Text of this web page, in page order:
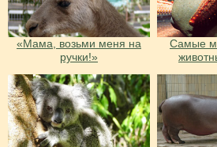
«Мама, возьми меня на
ручки!»
Самые